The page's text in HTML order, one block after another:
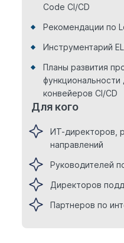
Code CI/CD
Рекомендации по
Инструментарий
Планы развития
конвейеров CI/CD
Для кого
ИТ-директоров,
направлений
Руководителей
Директоров
Партнеров по